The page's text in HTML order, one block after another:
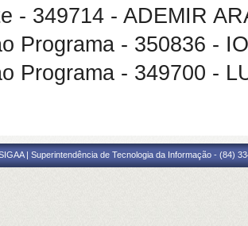
- 349714 - ADEMIR
Programa - 350836 -
Programa - 349700 -
| Superintendência de Tecnologia da Informação - (84)